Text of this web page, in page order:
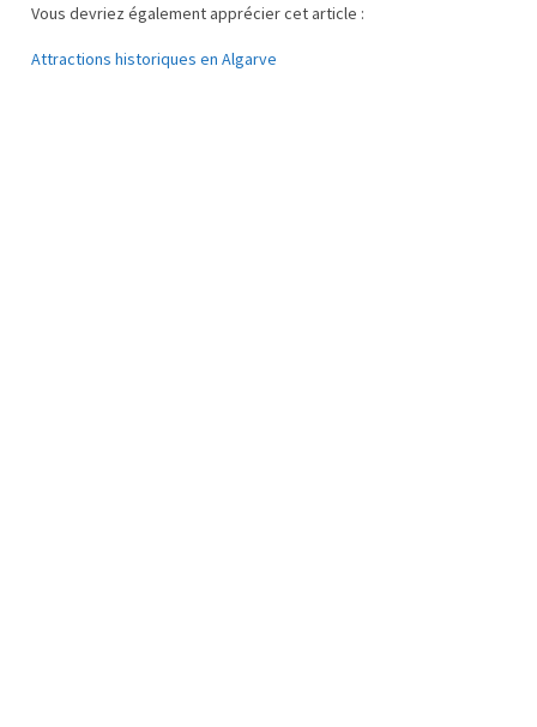
Vous devriez également apprécier cet article :
Attractions historiques en Algarve